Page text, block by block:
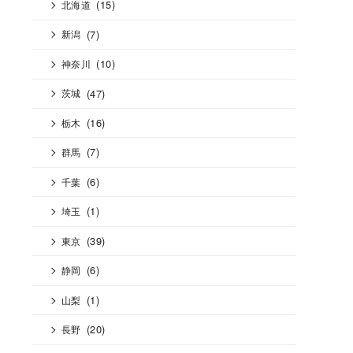
北海道 (15)
新潟 (7)
神奈川 (10)
茨城 (47)
栃木 (16)
群馬 (7)
千葉 (6)
埼玉 (1)
東京 (39)
静岡 (6)
山梨 (1)
長野 (20)